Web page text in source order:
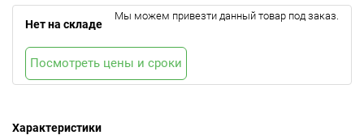
Характеристики
Нет на складе
Мы можем привезти данный товар под заказ.
Посмотреть цены и сроки